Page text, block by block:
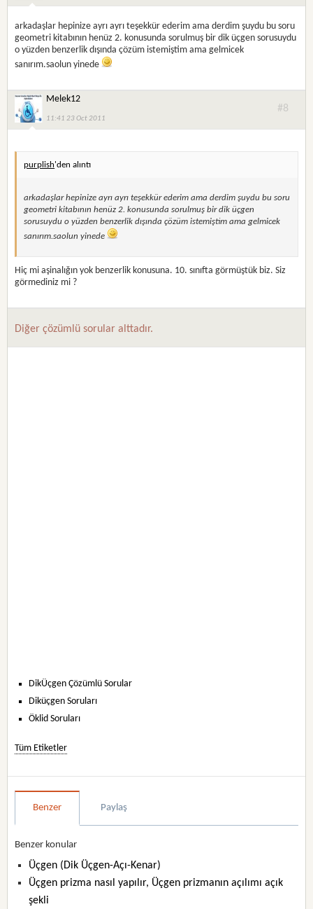
arkadaşlar hepinize ayrı ayrı teşekkür ederim ama derdim şuydu bu soru
geometri kitabının henüz 2. konusunda sorulmuş bir dik üçgen sorusuydu
o yüzden benzerlik dışında çözüm istemiştim ama gelmicek
sanırım.saolun yinede
Melek12
11:41 23 Oct 2011
#8
purplish'den alıntı
arkadaşlar hepinize ayrı ayrı teşekkür ederim ama derdim şuydu bu soru
geometri kitabının henüz 2. konusunda sorulmuş bir dik üçgen
sorusuydu o yüzden benzerlik dışında çözüm istemiştim ama gelmicek
sanırım.saolun yinede
Hiç mi aşinalığın yok benzerlik konusuna. 10. sınıfta görmüştük biz. Siz
görmediniz mi ?
Diğer çözümlü sorular alttadır.
DikÜçgen Çözümlü Sorular
Diküçgen Soruları
Öklid Soruları
Tüm Etiketler
Benzer Paylaş
Benzer konular
Üçgen (Dik Üçgen-Açı-Kenar)
Üçgen prizma nasıl yapılır, Üçgen prizmanın açılımı açık
şekli